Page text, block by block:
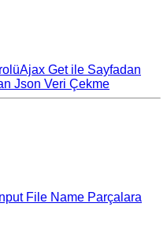
Ajax Get ile Sayfadan
Json Veri Çekme
Input File Name Parçalara